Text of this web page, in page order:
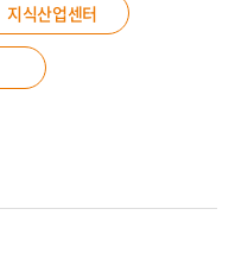
지식산업센터